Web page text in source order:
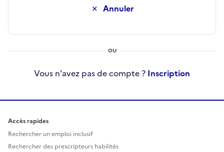
Annuler
Vous n'avez pas de compte ? Inscription
Accès rapides
Rechercher un emploi inclusif
Rechercher des prescripteurs habilités